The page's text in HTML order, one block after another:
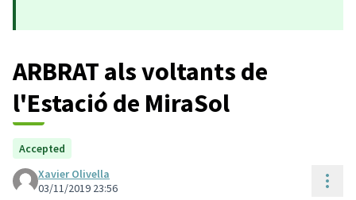
ARBRAT als voltants de
l'Estació de MiraSol
Accepted
Xavier Olivella
03/11/2019 23:56